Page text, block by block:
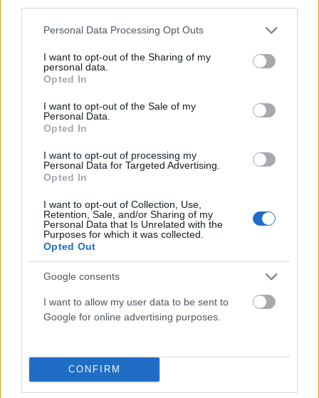
Please note that this website/app uses one or more Google
not limited to your visit or usage behaviour. You may click to
grant or deny consent to Google and its third-party tags to
use your data for below specified purposes in below Google
consent section.
Personal Data Processing Opt Outs
I want to opt-out of the Sharing of my
personal data.
Opted In
I want to opt-out of the Sale of my
Personal Data.
Opted In
I want to opt-out of processing my
Personal Data for Targeted Advertising.
Opted In
I want to opt-out of Collection, Use,
Retention, Sale, and/or Sharing of my
Personal Data that Is Unrelated with the
Purposes for which it was collected.
Opted Out
Google consents
I want to allow my user data to be sent to
Google for online advertising purposes.
CONFIRM
Η εταιρεία με την επωνυμία “POLITICAL MEDIA GROUP A.E.” και κατ’
επέκταση η ιστοσελίδα που κατέχει αυτή “www.paraskhnio.gr”
Μαρτίου 2018 σχετικά με τα μέτρα για την αποτελεσματική
αντιμετώπιση του παράνομου περιεχομένου στο διαδίκτυο (L 63).
Μοναδικός αριθμός Μ.Η.Τ. 262047
Email:press@paraskhnio.gr,sales@paraskhnio.gr
Τηλέφωνο:210 9580876
ΤΑ ΠΡΩΤΟΣΕΛΙΔΑ ΣΗΜΕΡΑ